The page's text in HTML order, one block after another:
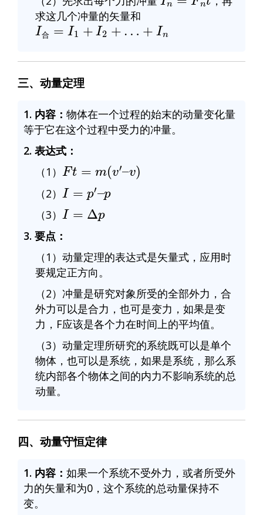
求这几个冲量的矢量和
I合=I1+I2+…+In
三、动量定理
1. 内容： 物体在一个过程的始末的动量变化量
等于它在这个过程中受力的冲量。
2. 表达式：
（1）
Ft= – v
（2）
I= p
（3）
I= p
3. 要点：
（1）动量定理的表达式是矢量式，应用时
要规定正方向。
（2）冲量是研究对象所受的全部外力，合
外力可以是合力，也可是变力，如果是变
力，F应该是各个力在时间上的平均值。
（3）动量定理所研究的系统既可以是单个
物体，也可以是系统，如果是系统，那么系
统内部各个物体之间的内力不影响系统的总
动量。
四、动量守恒定律
1. 内容： 如果一个系统不受外力，或者所受外
力的矢量和为0，这个系统的总动量保持不
变。